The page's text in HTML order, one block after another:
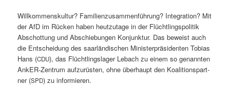
Willkom­men­skul­tur? Fam­i­lien­zusam­men­führung? Inte­gra­tion? Mit
der AfD im Rück­en haben heutzu­tage in der Flüchtlingspoli­tik
Abschot­tung und Abschiebun­gen Kon­junk­tur. Das beweist auch
die Entschei­dung des saar­ländis­chen Min­is­ter­präsi­den­ten Tobias
Hans (CDU), das Flüchtlingslager Lebach zu einem so genan­nten
AnkER-Zen­trum aufzurüsten, ohne über­haupt den Koali­tion­spart­
ner (SPD) zu informieren.